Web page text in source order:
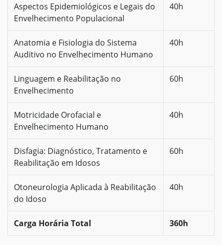
Aspectos Epidemiológicos e Legais do
Envelhecimento Populacional
40h
Anatomia e Fisiologia do Sistema
Auditivo no Envelhecimento Humano
40h
Linguagem e Reabilitação no
Envelhecimento
60h
Motricidade Orofacial e
Envelhecimento Humano
40h
Disfagia: Diagnóstico, Tratamento e
Reabilitação em Idosos
60h
Otoneurologia Aplicada à Reabilitação
do Idoso
40h
Carga Horária Total 360h